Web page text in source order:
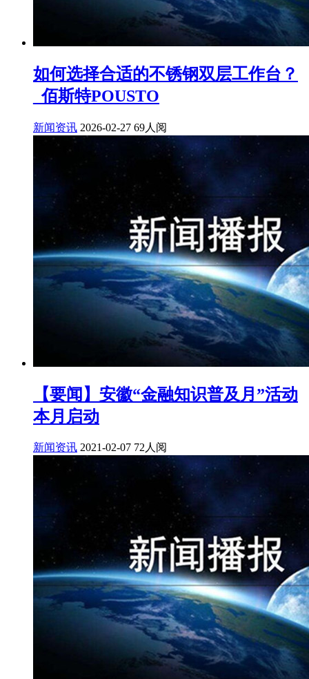
如何选择合适的不锈钢双层工作台？
_佰斯特POUSTO
新闻资讯 2026-02-27 69人阅
【要闻】安徽“金融知识普及月”活动
本月启动
新闻资讯 2021-02-07 72人阅